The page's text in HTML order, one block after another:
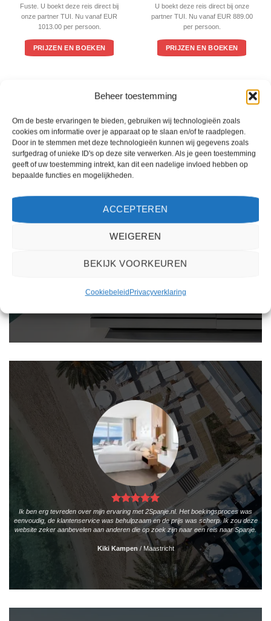
Beheer toestemming
Om de beste ervaringen te bieden, gebruiken wij technologieën zoals
cookies om informatie over je apparaat op te slaan en/of te raadplegen.
Door in te stemmen met deze technologieën kunnen wij gegevens zoals
surfgedrag of unieke ID's op deze site verwerken. Als je geen toestemming
geeft of uw toestemming intrekt, kan dit een nadelige invloed hebben op
bepaalde functies en mogelijkheden.
ACCEPTEREN
WEIGEREN
BEKIJK VOORKEUREN
CookiebeleidPrivacyverklaring
Fuste. U boekt deze reis direct bij
onze partner TUI. Nu vanaf EUR
1013.00 per persoon.
PRIJZEN EN BOEKEN
U boekt deze reis direct bij onze
partner TUI. Nu vanaf EUR 889.00
per persoon.
PRIJZEN EN BOEKEN
Het boeken van een reis via 2Spanje.nl was eenvoudig en duidelijk. De website is
gebruiksvriendelijk en biedt een breed scala aan filters om je te helpen de perfecte
informatie, zoals de prijs, sterren en de locatie.
Ik ben erg tevreden over mijn ervaring met 2Spanje.nl. Het boekingsproces was
eenvoudig, de klantenservice was behulpzaam en de prijs was scherp. Ik zou deze
website zeker aanbevelen aan anderen die op zoek zijn naar een reis naar Spanje.
Kiki Kampen /Maastricht